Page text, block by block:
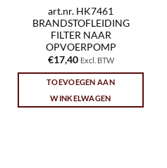
art.nr. HK7461
BRANDSTOFLEIDING
FILTER NAAR
OPVOERPOMP
€17,40 Excl. BTW
TOEVOEGEN AAN
WINKELWAGEN